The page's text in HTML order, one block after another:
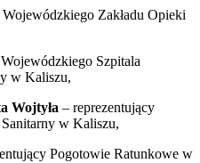
Wojewódzkiego Zakładu Opieki
Szpitala
w Kaliszu,
Wojtyła – reprezentujący
w Kaliszu,
Pogotowie Ratunkowe w